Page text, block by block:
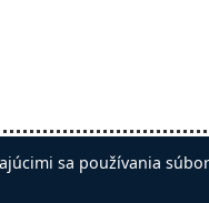
Sledujte nás na:
sa používania